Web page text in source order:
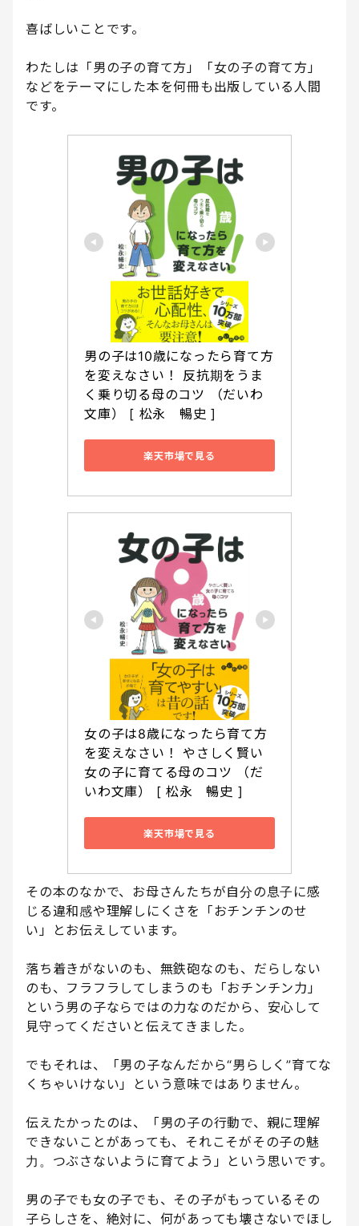
喜ばしいことです。
わたしは「男の子の育て方」「女の子の育て方」
などをテーマにした本を何冊も出版している人間
です。
男の子は10歳になったら育て方
を変えなさい！ 反抗期をうま
く乗り切る母のコツ （だいわ
文庫） [ 松永　暢史 ]
楽天市場で見る
女の子は8歳になったら育て方
を変えなさい！ やさしく賢い
女の子に育てる母のコツ （だ
いわ文庫） [ 松永　暢史 ]
楽天市場で見る
その本のなかで、お母さんたちが自分の息子に感
じる違和感や理解しにくさを「おチンチンのせ
い」とお伝えしています。
落ち着きがないのも、無鉄砲なのも、だらしない
のも、フラフラしてしまうのも「おチンチン力」
という男の子ならではの力なのだから、安心して
見守ってくださいと伝えてきました。
でもそれは、「男の子なんだから“男らしく”育てな
くちゃいけない」という意味ではありません。
伝えたかったのは、「男の子の行動で、親に理解
できないことがあっても、それこそがその子の魅
力。つぶさないように育てよう」という思いです。
男の子でも女の子でも、その子がもっているその
子らしさを、絶対に、何があっても壊さないでほし